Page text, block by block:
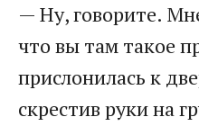
— Ну, говорите.
что вы там такое
прислонилась к
скрестив руки на